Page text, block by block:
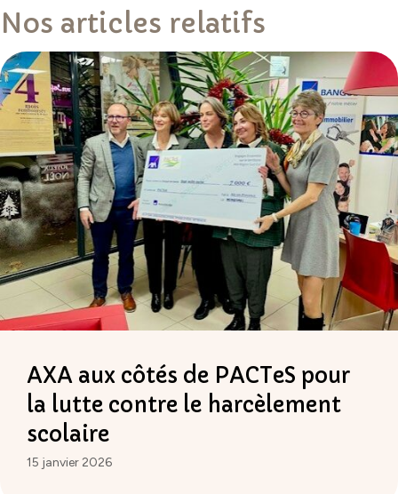
Nos articles relatifs
AXA aux côtés de PACTeS pour
la lutte contre le harcèlement
scolaire
15 janvier 2026